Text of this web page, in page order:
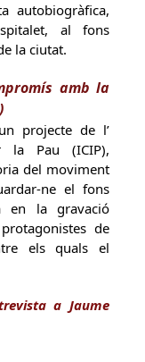
autobiogràfica,
al fons
la ciutat.
amb la
projecte de l’
la Pau (ICIP),
del moviment
ne el fons
en la gravació
de
els quals el
a Jaume